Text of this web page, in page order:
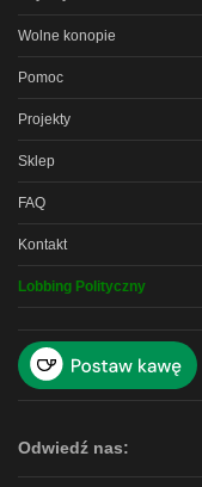
Wolne konopie
Pomoc
Projekty
Sklep
FAQ
Kontakt
Lobbing Polityczny
Odwiedź nas: